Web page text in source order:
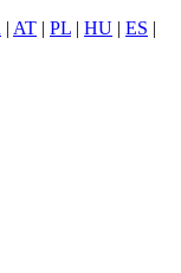
| AT | PL | HU | ES |